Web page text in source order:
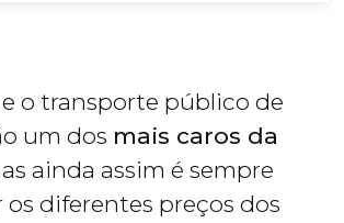
o transporte público de
um dos mais caros da
ainda assim é sempre
os diferentes preços dos